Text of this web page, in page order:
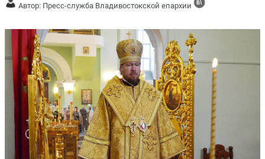
Автор: Пресс-служба Владивостокской епархии